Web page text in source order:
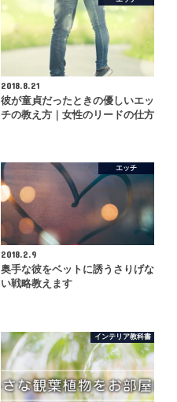
2018.8.21
彼が童貞だったときの優しいエッ
チの教え方｜女性のリードの仕方
エッチ
2018.2.9
奥手な彼をベットに誘うさりげな
い戦略教えます
インテリア教科書